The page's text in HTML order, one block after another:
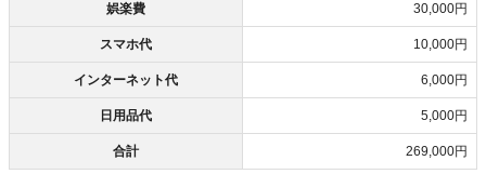
娯楽費 30,000円
スマホ代 10,000円
インターネット代 6,000円
日用品代 5,000円
合計 269,000円